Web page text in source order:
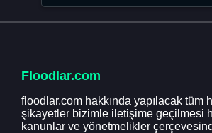
Floodlar.com
floodlar.com hakkında yapılacak tüm
şikayetler bizimle iletişime geçilmesi
kanunlar ve yönetmelikler